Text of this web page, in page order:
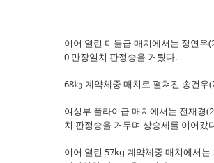
이어 열린 미들급 매치에서는 정연우
0 만장일치 판정승을 거뒀다.
68㎏ 계약체중 매치로 펼쳐진 송건우
여성부 플라이급 매치에서는 전재경
치 판정승을 거두며 상승세를 이어갔
이어 열린 57kg 계약체중 매치에서